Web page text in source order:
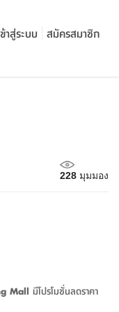
ข้าสู่ระบบ สมัครสมาชิก
228 มุมมอง
Mall มีโปรโมชั่นลดราคา